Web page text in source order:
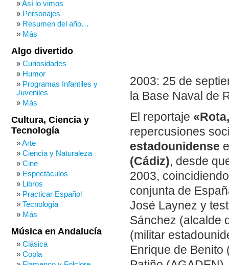
2003: 25 de
la Base Naval de
El reportaje
repercusiones
estadounidense
(Cádiz), desde
2003,
conjunta de
José Laynez y
Sánchez (alcalde
(militar
Enrique de Benito
Así lo vimos
Personajes
Resumen del año…
Más
Algo divertido
Curiosidades
Humor
Programas Infantiles y
Juveniles
Más
Cultura, Ciencia y
Tecnología
Arte
Ciencia y Naturaleza
Cine
Espectáculos
Libros
Practicar Español
Tecnología
Más
Música en Andalucía
Clásica
Copla